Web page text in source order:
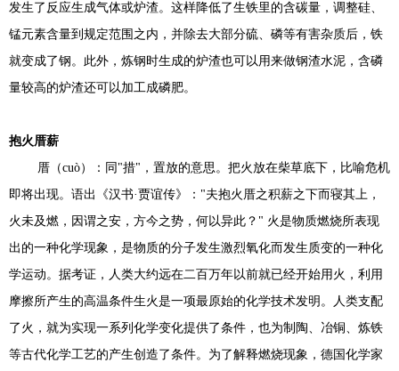
发生了反应生成气体或炉渣。这样降低了生铁里的含碳量，调整硅、
锰元素含量到规定范围之内，并除去大部分硫、磷等有害杂质后，铁
就变成了钢。此外，炼钢时生成的炉渣也可以用来做钢渣水泥，含磷
量较高的炉渣还可以加工成磷肥。
抱火厝薪
厝（cuò）：同"措"，置放的意思。把火放在柴草底下，比喻危机
即将出现。语出《汉书·贾谊传》："夫抱火厝之积薪之下而寝其上，
火未及燃，因谓之安，方今之势，何以异此？" 火是物质燃烧所表现
出的一种化学现象，是物质的分子发生激烈氧化而发生质变的一种化
学运动。据考证，人类大约远在二百万年以前就已经开始用火，利用
摩擦所产生的高温条件生火是一项最原始的化学技术发明。人类支配
了火，就为实现一系列化学变化提供了条件，也为制陶、冶铜、炼铁
等古代化学工艺的产生创造了条件。为了解释燃烧现象，德国化学家